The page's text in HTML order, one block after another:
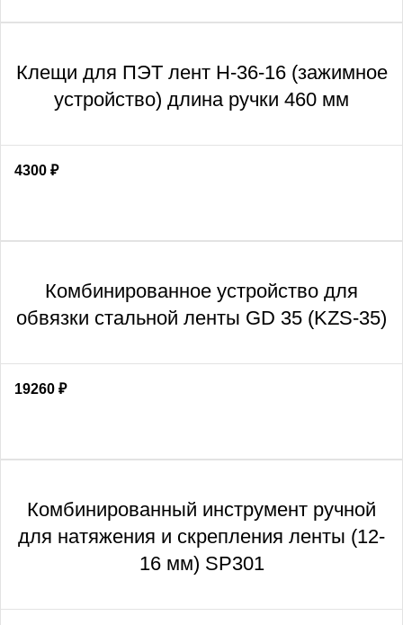
Клещи для ПЭТ лент Н-36-16 (зажимное
устройство) длина ручки 460 мм
4300 ₽
Комбинированное устройство для
обвязки стальной ленты GD 35 (KZS-35)
19260 ₽
Комбинированный инструмент ручной
для натяжения и скрепления ленты (12-
16 мм) SP301